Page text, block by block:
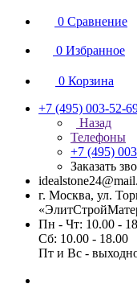
0 Сравнение
0 Избранное
0 Корзина
+7 (495) 003-52-
Назад
Телефоны
+7 (495)
Заказать
г. Москва, ул.
Пн - Чт: 10.00 -
Сб: 10.00 - 18.00
Пт и Вс -